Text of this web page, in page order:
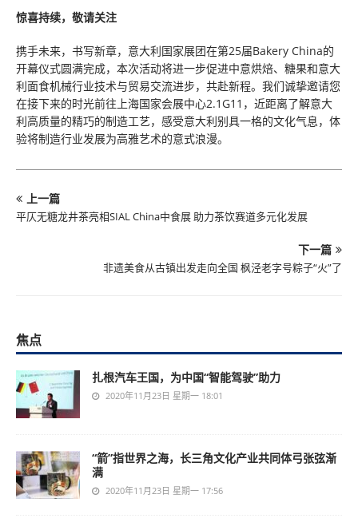
惊喜持续，敬请关注
携手未来，书写新章，意大利国家展团在第25届Bakery China的
开幕仪式圆满完成，本次活动将进一步促进中意烘焙、糖果和意大
利面食机械行业技术与贸易交流进步，共赴新程。我们诚挚邀请您
在接下来的时光前往上海国家会展中心2.1G11，近距离了解意大
利高质量的精巧的制造工艺，感受意大利别具一格的文化气息，体
验将制造行业发展为高雅艺术的意式浪漫。
上一篇
平仄无糖龙井茶亮相SIAL China中食展 助力茶饮赛道多元化发展
下一篇
非遗美食从古镇出发走向全国 枫泾老字号粽子“火”了
焦点
扎根汽车王国，为中国“智能驾驶”助力
2020年11月23日 星期一 18:01
“箭”指世界之海，长三角文化产业共同体弓张弦渐
满
2020年11月23日 星期一 17:56